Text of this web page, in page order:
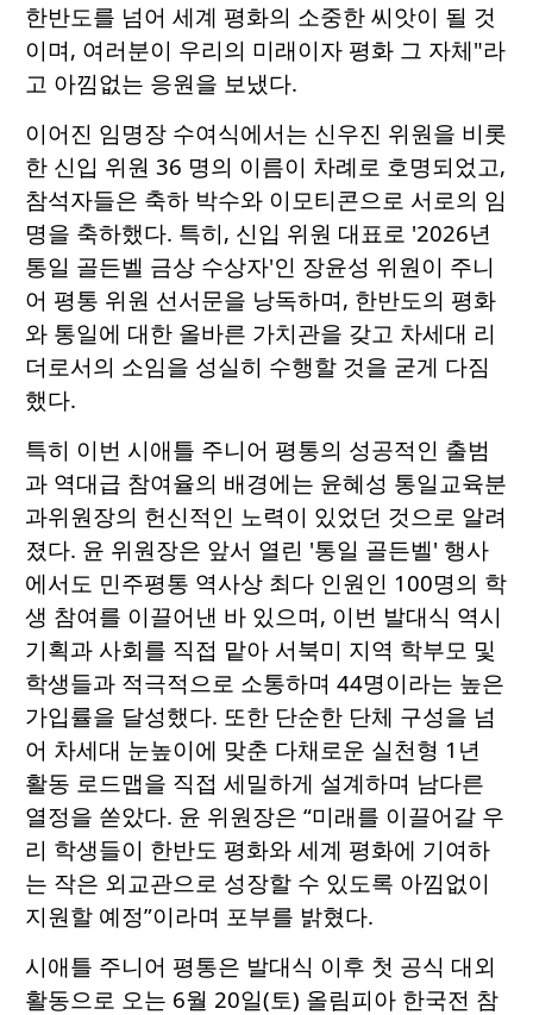
한반도를 넘어 세계 평화의 소중한 씨앗이 될 것
이며, 여러분이 우리의 미래이자 평화 그 자체"라
고 아낌없는 응원을 보냈다.
이어진 임명장 수여식에서는 신우진 위원을 비롯
한 신입 위원 36 명의 이름이 차례로 호명되었고,
참석자들은 축하 박수와 이모티콘으로 서로의 임
명을 축하했다. 특히, 신입 위원 대표로 '2026년
통일 골든벨 금상 수상자'인 장윤성 위원이 주니
어 평통 위원 선서문을 낭독하며, 한반도의 평화
와 통일에 대한 올바른 가치관을 갖고 차세대 리
더로서의 소임을 성실히 수행할 것을 굳게 다짐
했다.
특히 이번 시애틀 주니어 평통의 성공적인 출범
과 역대급 참여율의 배경에는 윤혜성 통일교육분
과위원장의 헌신적인 노력이 있었던 것으로 알려
졌다. 윤 위원장은 앞서 열린 '통일 골든벨' 행사
에서도 민주평통 역사상 최다 인원인 100명의 학
생 참여를 이끌어낸 바 있으며, 이번 발대식 역시
기획과 사회를 직접 맡아 서북미 지역 학부모 및
학생들과 적극적으로 소통하며 44명이라는 높은
가입률을 달성했다. 또한 단순한 단체 구성을 넘
어 차세대 눈높이에 맞춘 다채로운 실천형 1년
활동 로드맵을 직접 세밀하게 설계하며 남다른
열정을 쏟았다. 윤 위원장은 “미래를 이끌어갈 우
리 학생들이 한반도 평화와 세계 평화에 기여하
는 작은 외교관으로 성장할 수 있도록 아낌없이
지원할 예정”이라며 포부를 밝혔다.
시애틀 주니어 평통은 발대식 이후 첫 공식 대외
활동으로 오는 6월 20일(토) 올림피아 한국전 참